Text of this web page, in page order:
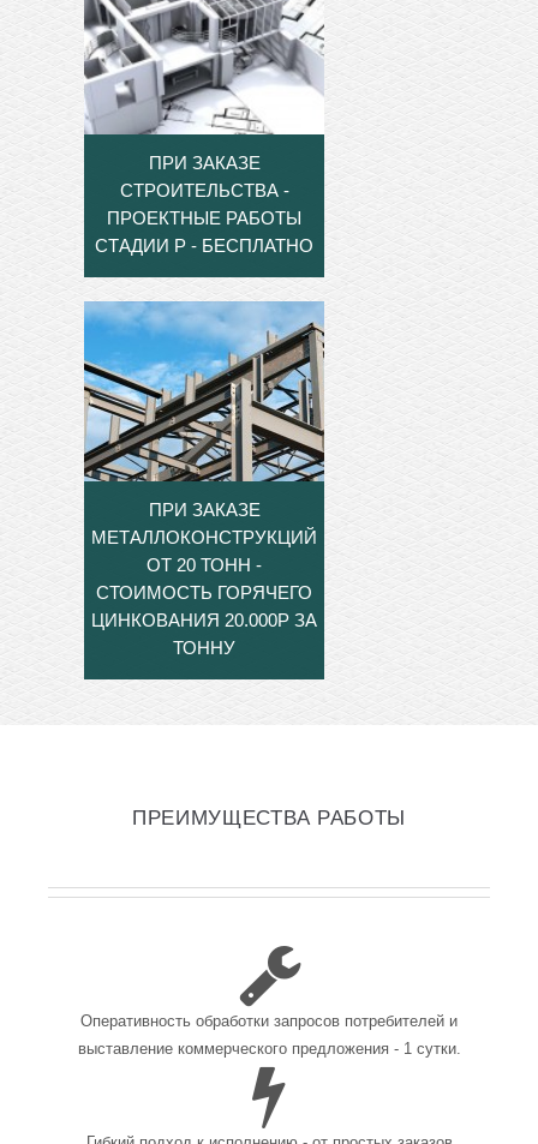
ПРИ ЗАКАЗЕ
СТРОИТЕЛЬСТВА -
ПРОЕКТНЫЕ РАБОТЫ
СТАДИИ Р - БЕСПЛАТНО
ПРИ ЗАКАЗЕ
МЕТАЛЛОКОНСТРУКЦИЙ
ОТ 20 ТОНН -
СТОИМОСТЬ ГОРЯЧЕГО
ЦИНКОВАНИЯ 20.000Р ЗА
ТОННУ
ПРЕИМУЩЕСТВА РАБОТЫ
Оперативность обработки запросов потребителей и
выставление коммерческого предложения - 1 сутки.